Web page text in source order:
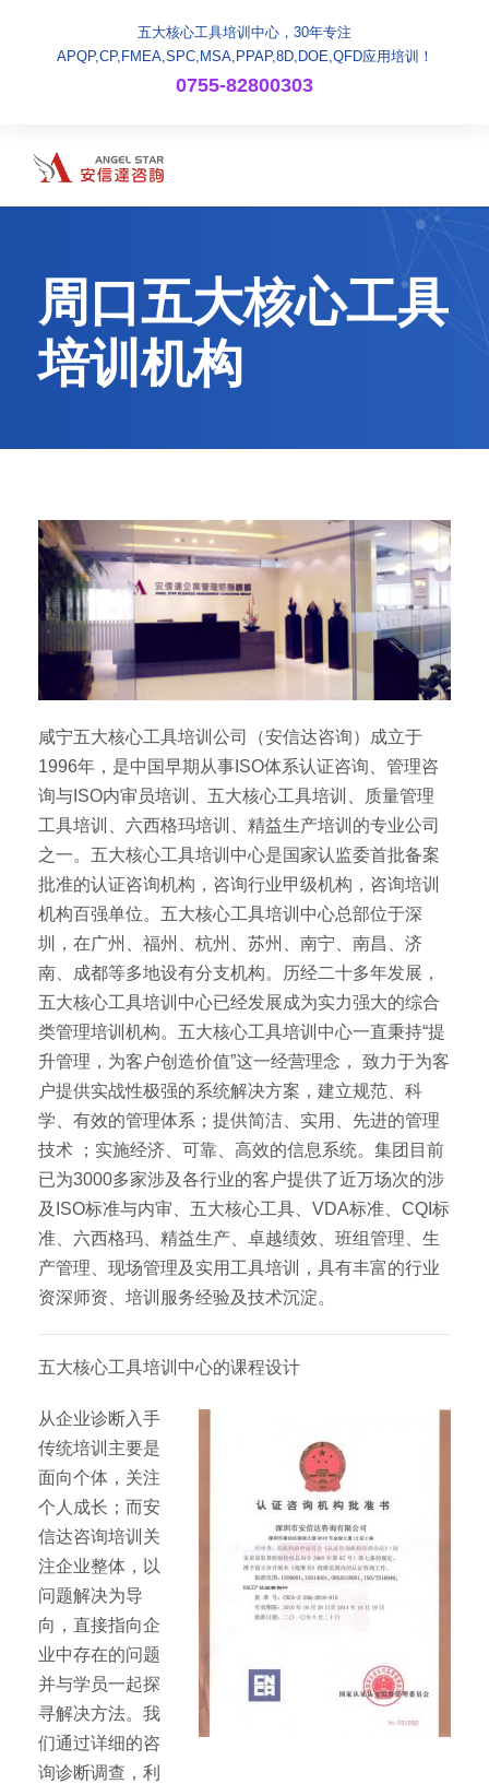
五大核心工具培训中心，30年专注
APQP,CP,FMEA,SPC,MSA,PPAP,8D,DOE,QFD应用培训！
0755-82800303
周口五大核心工具
培训机构
咸宁五大核心工具培训公司（安信达咨询）成立于
1996年，是中国早期从事ISO体系认证咨询、管理咨
询与ISO内审员培训、五大核心工具培训、质量管理
工具培训、六西格玛培训、精益生产培训的专业公司
之一。五大核心工具培训中心是国家认监委首批备案
批准的认证咨询机构，咨询行业甲级机构，咨询培训
机构百强单位。五大核心工具培训中心总部位于深
圳，在广州、福州、杭州、苏州、南宁、南昌、济
南、成都等多地设有分支机构。历经二十多年发展，
五大核心工具培训中心已经发展成为实力强大的综合
类管理培训机构。五大核心工具培训中心一直秉持“提
升管理，为客户创造价值”这一经营理念， 致力于为客
户提供实战性极强的系统解决方案，建立规范、科
学、有效的管理体系；提供简洁、实用、先进的管理
技术 ；实施经济、可靠、高效的信息系统。集团目前
已为3000多家涉及各行业的客户提供了近万场次的涉
及ISO标准与内审、五大核心工具、VDA标准、CQI标
准、六西格玛、精益生产、卓越绩效、班组管理、生
产管理、现场管理及实用工具培训，具有丰富的行业
资深师资、培训服务经验及技术沉淀。
五大核心工具培训中心的课程设计
从企业诊断入手
传统培训主要是
面向个体，关注
个人成长；而安
信达咨询培训关
注企业整体，以
问题解决为导
向，直接指向企
业中存在的问题
并与学员一起探
寻解决方法。我
们通过详细的咨
询诊断调查，利